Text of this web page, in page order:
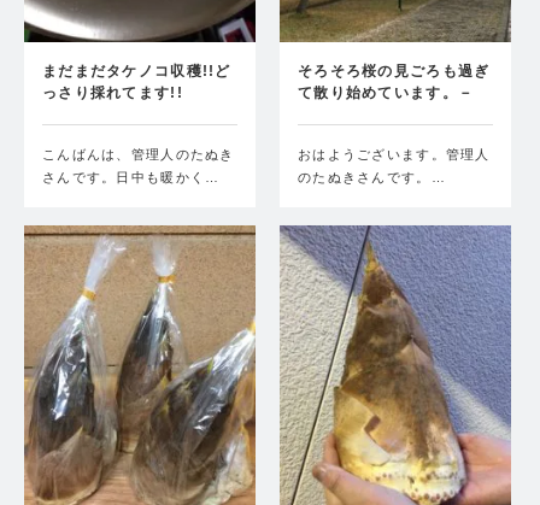
まだまだタケノコ収穫!!ど
っさり採れてます!!
こんばんは、管理人のたぬき
さんです。日中も暖かく…
そろそろ桜の見ごろも過ぎ
て散り始めています。－
おはようございます。管理人
のたぬきさんです。…